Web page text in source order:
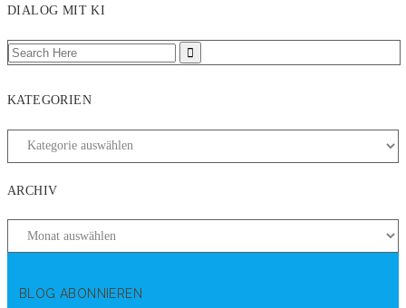
DIALOG MIT KI
KATEGORIEN
ARCHIV
BLOG ABONNIEREN